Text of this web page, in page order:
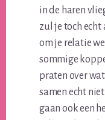
in de haren
zul je toch echt
om je relatie
sommige
praten over
samen echt
gaan ook een